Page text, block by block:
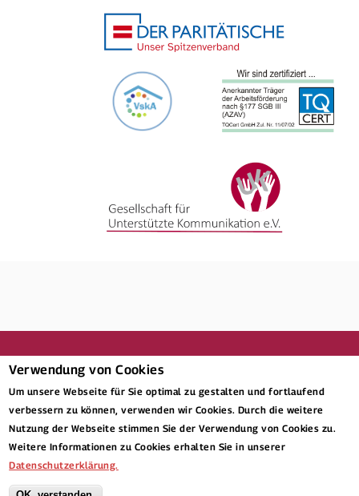
nach oben
Verwendung von Cookies
Um unsere Webseite für Sie optimal zu gestalten und fortlaufend
verbessern zu können, verwenden wir Cookies. Durch die weitere
Nutzung der Webseite stimmen Sie der Verwendung von Cookies zu.
Weitere Informationen zu Cookies erhalten Sie in unserer
Datenschutzerklärung.